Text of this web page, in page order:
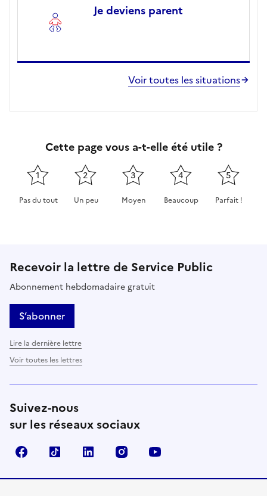
Je deviens parent
Voir toutes les situations
Cette page vous a-t-elle été utile ?
1
Pas du tout
2
Un peu
3
Moyen
4
Beaucoup
5
Parfait !
Recevoir la lettre de Service Public
Abonnement hebdomadaire gratuit
S’abonner
Lire la dernière lettre
Voir toutes les lettres
Suivez-nous
sur les réseaux sociaux
FacebookTikTok LinkedIn Instagram